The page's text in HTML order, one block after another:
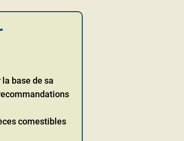
base de sa
comestibles